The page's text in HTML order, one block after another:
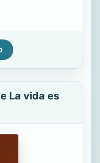
La vida es